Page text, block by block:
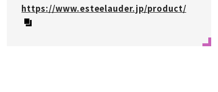
https://www.esteelauder.jp/product/